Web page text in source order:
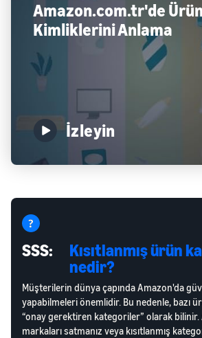
Amazon.com.tr'de
Kimliklerini Anlama
İzleyin
SSS:
Kısıtlanmış ürün
nedir?
Müşterilerin dünya çapında Amazon'da
yapabilmeleri önemlidir. Bu nedenle, bazı
“onay gerektiren kategoriler” olarak
markaları satmanız veya kısıtlanmış